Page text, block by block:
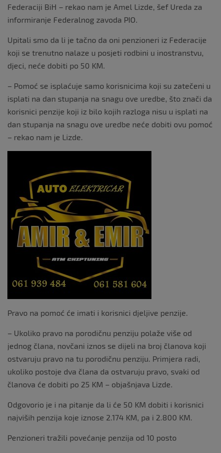
Federaciji BiH – rekao nam je Amel Lizde, šef Ureda za
informiranje Federalnog zavoda PIO.
Upitali smo da li je tačno da oni penzioneri iz Federacije
koji se trenutno nalaze u posjeti rodbini u inostranstvu,
djeci, neće dobiti po 50 KM.
– Pomoć se isplaćuje samo korisnicima koji su zatečeni u
isplati na dan stupanja na snagu ove uredbe, što znači da
korisnici penzije koji iz bilo kojih razloga nisu u isplati na
dan stupanja na snagu ove uredbe neće dobiti ovu pomoć
– rekao nam je Lizde.
Pravo na pomoć će imati i korisnici djeljive penzije.
– Ukoliko pravo na porodičnu penziju polaže više od
jednog člana, novčani iznos se dijeli na broj članova koji
ostvaruju pravo na tu porodičnu penziju. Primjera radi,
ukoliko postoje dva člana da ostvaruju pravo, svaki od
članova će dobiti po 25 KM – objašnjava Lizde.
Odgovorio je i na pitanje da li će 50 KM dobiti i korisnici
najviših penzija koje iznose 2.174 KM, pa i 2.800 KM.
Penzioneri tražili povećanje penzija od 10 posto